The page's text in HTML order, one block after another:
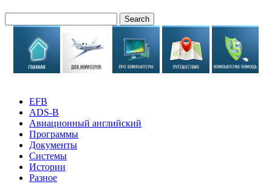
EFB
ADS-B
Авиационный английский
Программы
Документы
Системы
Истории
Разное